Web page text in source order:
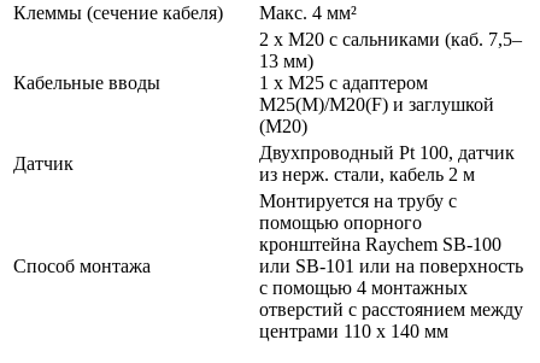
Клеммы (сечение кабеля)
Макс. 4 мм²
Кабельные вводы
2 x M20 с сальниками (каб. 7,5–
13 мм)
1 x M25 с адаптером
M25(М)/M20(F) и заглушкой
(М20)
Датчик
Двухпроводный Pt 100, датчик
из нерж. стали, кабель 2 м
Способ монтажа
Монтируется на трубу с
помощью опорного
кронштейна Raychem SB-100
или SB-101 или на поверхность
с помощью 4 монтажных
отверстий с расстоянием между
центрами 110 x 140 мм